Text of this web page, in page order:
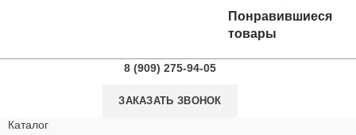
Понравившиеся
товары
8 (909) 275-94-05
ЗАКАЗАТЬ ЗВОНОК
Каталог